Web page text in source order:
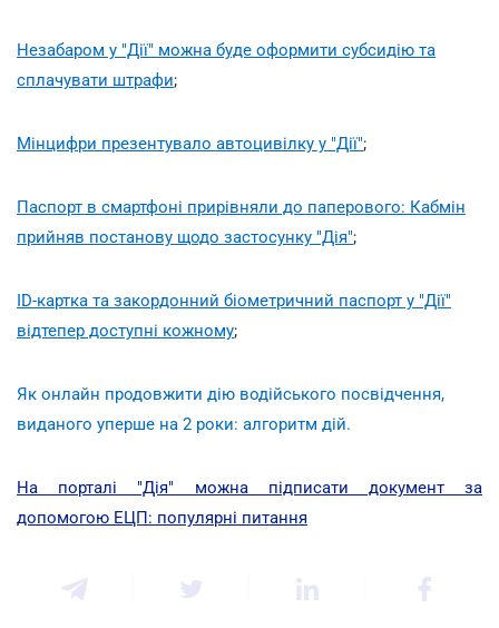
Незабаром у "Дії" можна буде оформити субсидію та
сплачувати штрафи;
Мінцифри презентувало автоцивілку у "Дії";
Паспорт в смартфоні прирівняли до паперового: Кабмін
прийняв постанову щодо застосунку "Дія";
ID-картка та закордонний біометричний паспорт у "Дії"
відтепер доступні кожному;
Як онлайн продовжити дію водійського посвідчення,
виданого уперше на 2 роки: алгоритм дій.
На порталі "Дія" можна підписати документ за
допомогою ЕЦП: популярні питання